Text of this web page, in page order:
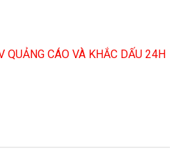
QUẢNG CÁO VÀ KHẮC DẤU 24H